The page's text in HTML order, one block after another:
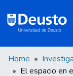
DeustoTeka
Home